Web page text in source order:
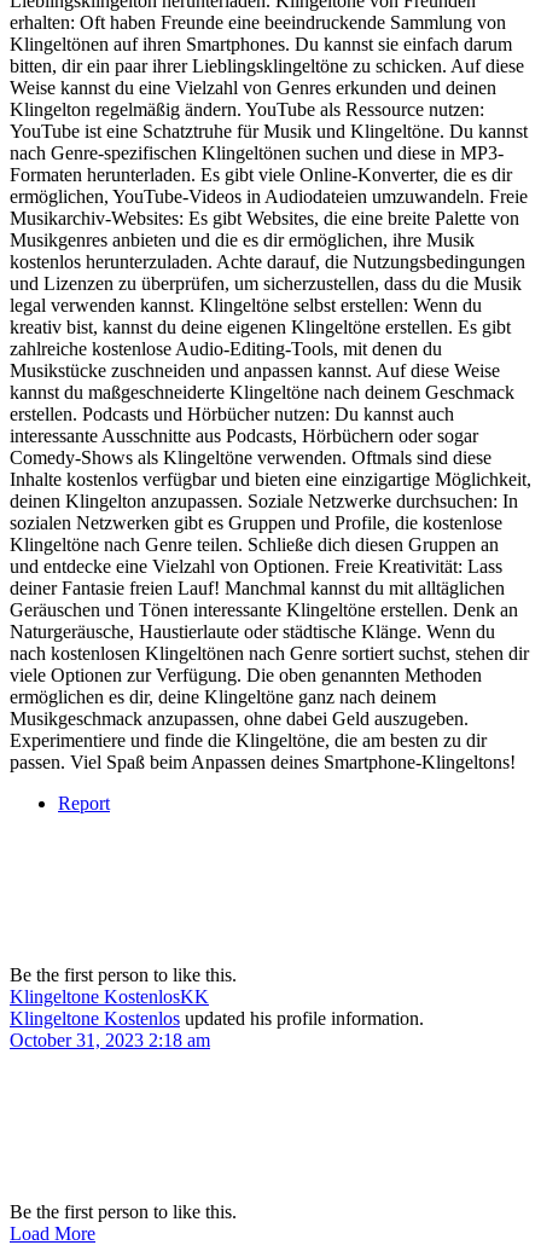
erhalten: Oft haben Freunde eine beeindruckende Sammlung von
Klingeltönen auf ihren Smartphones. Du kannst sie einfach darum
bitten, dir ein paar ihrer Lieblingsklingeltöne zu schicken. Auf diese
Weise kannst du eine Vielzahl von Genres erkunden und deinen
Klingelton regelmäßig ändern. YouTube als Ressource nutzen:
YouTube ist eine Schatztruhe für Musik und Klingeltöne. Du kannst
nach Genre-spezifischen Klingeltönen suchen und diese in MP3-
Formaten herunterladen. Es gibt viele Online-Konverter, die es dir
ermöglichen, YouTube-Videos in Audiodateien umzuwandeln. Freie
Musikarchiv-Websites: Es gibt Websites, die eine breite Palette von
Musikgenres anbieten und die es dir ermöglichen, ihre Musik
kostenlos herunterzuladen. Achte darauf, die Nutzungsbedingungen
und Lizenzen zu überprüfen, um sicherzustellen, dass du die Musik
legal verwenden kannst. Klingeltöne selbst erstellen: Wenn du
kreativ bist, kannst du deine eigenen Klingeltöne erstellen. Es gibt
zahlreiche kostenlose Audio-Editing-Tools, mit denen du
Musikstücke zuschneiden und anpassen kannst. Auf diese Weise
kannst du maßgeschneiderte Klingeltöne nach deinem Geschmack
erstellen. Podcasts und Hörbücher nutzen: Du kannst auch
interessante Ausschnitte aus Podcasts, Hörbüchern oder sogar
Comedy-Shows als Klingeltöne verwenden. Oftmals sind diese
Inhalte kostenlos verfügbar und bieten eine einzigartige Möglichkeit,
deinen Klingelton anzupassen. Soziale Netzwerke durchsuchen: In
sozialen Netzwerken gibt es Gruppen und Profile, die kostenlose
Klingeltöne nach Genre teilen. Schließe dich diesen Gruppen an
und entdecke eine Vielzahl von Optionen. Freie Kreativität: Lass
deiner Fantasie freien Lauf! Manchmal kannst du mit alltäglichen
Geräuschen und Tönen interessante Klingeltöne erstellen. Denk an
Naturgeräusche, Haustierlaute oder städtische Klänge. Wenn du
nach kostenlosen Klingeltönen nach Genre sortiert suchst, stehen dir
viele Optionen zur Verfügung. Die oben genannten Methoden
ermöglichen es dir, deine Klingeltöne ganz nach deinem
Musikgeschmack anzupassen, ohne dabei Geld auszugeben.
Experimentiere und finde die Klingeltöne, die am besten zu dir
passen. Viel Spaß beim Anpassen deines Smartphone-Klingeltons!
Report
Be the first person to like this.
Klingeltone KostenlosKK
Klingeltone Kostenlos updated his profile information.
October 31, 2023 2:18 am
Be the first person to like this.
Load More